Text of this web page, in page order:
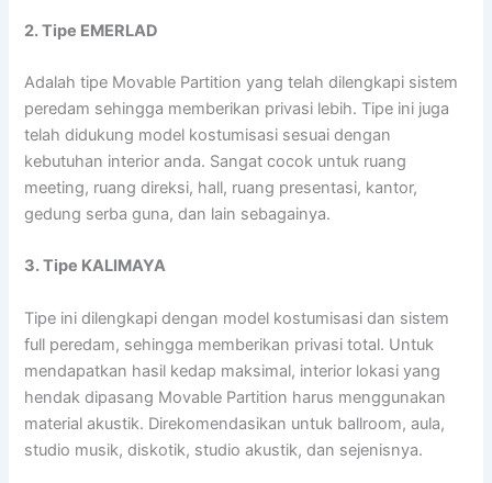
2. Tipe EMERLAD
Adalah tipe Movable Partition yang telah dilengkapi sistem
peredam sehingga memberikan privasi lebih. Tipe ini juga
telah didukung model kostumisasi sesuai dengan
kebutuhan interior anda. Sangat cocok untuk ruang
meeting, ruang direksi, hall, ruang presentasi, kantor,
gedung serba guna, dan lain sebagainya.
3. Tipe KALIMAYA
Tipe ini dilengkapi dengan model kostumisasi dan sistem
full peredam, sehingga memberikan privasi total. Untuk
mendapatkan hasil kedap maksimal, interior lokasi yang
hendak dipasang Movable Partition harus menggunakan
material akustik. Direkomendasikan untuk ballroom, aula,
studio musik, diskotik, studio akustik, dan sejenisnya.